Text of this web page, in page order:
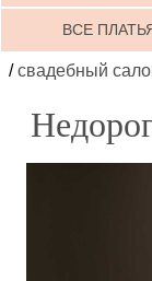
ВСЕ
/свадебный